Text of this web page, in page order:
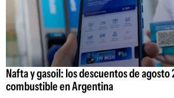
Nafta y gasoil: los descuentos de agosto
combustible en Argentina